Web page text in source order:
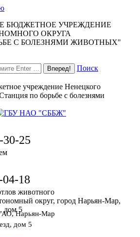
БЮДЖЕТНОЕ УЧРЕЖДЕНИЕ
ОКРУГА
С БОЛЕЗНЯМИ ЖИВОТНЫХ"
Поиск
учреждение Ненецкого
по борьбе с болезнями
30-25
18
животного
округ, город Нарьян-Мар,
дом 5
АО, Нарьян-Мар
дом 5